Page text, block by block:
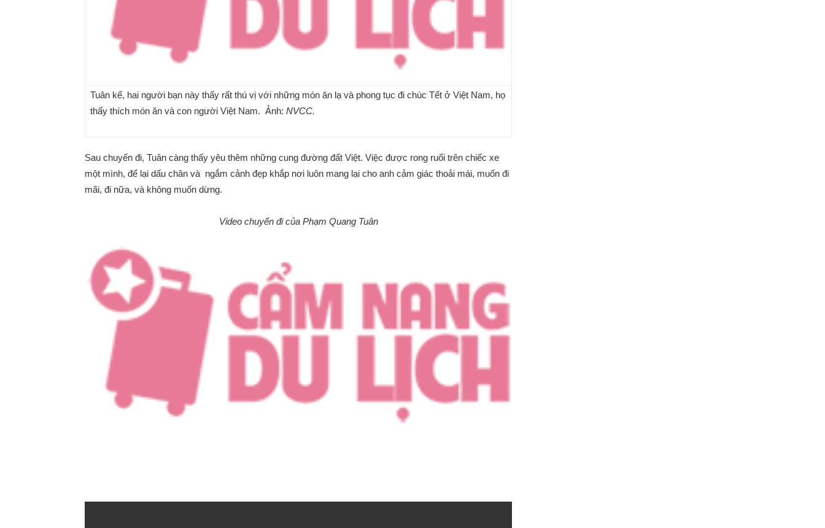
Tuân kể, hai người bạn này thấy rất thú vị với những món ăn lạ và phong tục đi chúc Tết ở Việt Nam, họ
thấy thích món ăn và con người Việt Nam. Ảnh: NVCC.
Sau chuyến đi, Tuân càng thấy yêu thêm những cung đường đất Việt. Việc được rong ruổi trên chiếc xe
một mình, để lại dấu chân và ngắm cảnh đẹp khắp nơi luôn mang lại cho anh cảm giác thoải mái, muốn đi
mãi, đi nữa, và không muốn dừng.
Video chuyến đi của Phạm Quang Tuân